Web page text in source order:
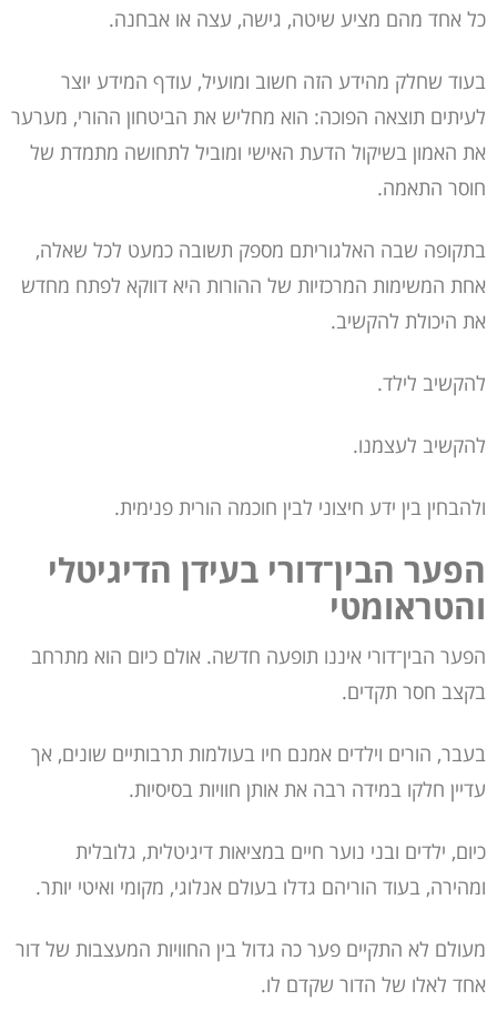
כל אחד מהם מציע שיטה, גישה, עצה או אבחנה.
בעוד שחלק מהידע הזה חשוב ומועיל, עודף המידע יוצר
לעיתים תוצאה הפוכה: הוא מחליש את הביטחון ההורי, מערער
את האמון בשיקול הדעת האישי ומוביל לתחושה מתמדת של
חוסר התאמה.
בתקופה שבה האלגוריתם מספק תשובה כמעט לכל שאלה,
אחת המשימות המרכזיות של ההורות היא דווקא לפתח מחדש
את היכולת להקשיב.
להקשיב לילד.
להקשיב לעצמנו.
ולהבחין בין ידע חיצוני לבין חוכמה הורית פנימית.
הפער הבין־דורי בעידן הדיגיטלי
והטראומטי
הפער הבין־דורי איננו תופעה חדשה. אולם כיום הוא מתרחב
בקצב חסר תקדים.
בעבר, הורים וילדים אמנם חיו בעולמות תרבותיים שונים, אך
עדיין חלקו במידה רבה את אותן חוויות בסיסיות.
כיום, ילדים ובני נוער חיים במציאות דיגיטלית, גלובלית
ומהירה, בעוד הוריהם גדלו בעולם אנלוגי, מקומי ואיטי יותר.
מעולם לא התקיים פער כה גדול בין החוויות המעצבות של דור
אחד לאלו של הדור שקדם לו.